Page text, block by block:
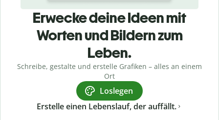
Erwecke deine Ideen mit
Worten und Bildern zum
Leben.
Schreibe, gestalte und erstelle Grafiken – alles an einem
Ort
Loslegen
Erstelle einen Lebenslauf, der auffällt.